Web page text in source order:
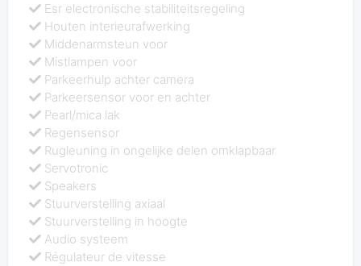
Esr electronische stabiliteitsregeling
Houten interieurafwerking
Middenarmsteun voor
Mistlampen voor
Parkeerhulp achter camera
Parkeersensor voor en achter
Pearl/mica lak
Regensensor
Rugleuning in ongelijke delen omklapbaar
Servotronic
Speakers
Stuurverstelling axiaal
Stuurverstelling in hoogte
Audio systeem
Régulateur de vitesse